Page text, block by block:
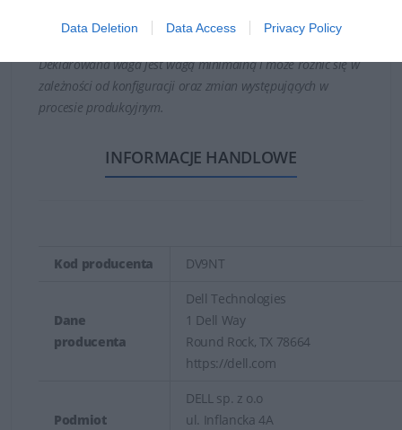
Data Deletion Data Access Privacy Policy
Deklarowana waga jest wagą minimalną i może różnić się w
zależności od konfiguracji oraz zmian występujących w
procesie produkcyjnym.
INFORMACJE HANDLOWE
Kod producenta DV9NT
Dane
producenta
Dell Technologies
1 Dell Way
Round Rock, TX 78664
https://dell.com
Podmiot
DELL sp. z o.o
ul. Inflancka 4A